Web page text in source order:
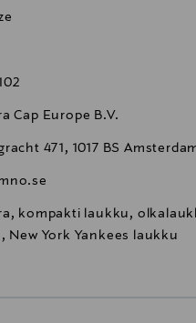
Cap Europe B.V.
471, 1017 BS
kompakti laukku,
New York Yankees laukku